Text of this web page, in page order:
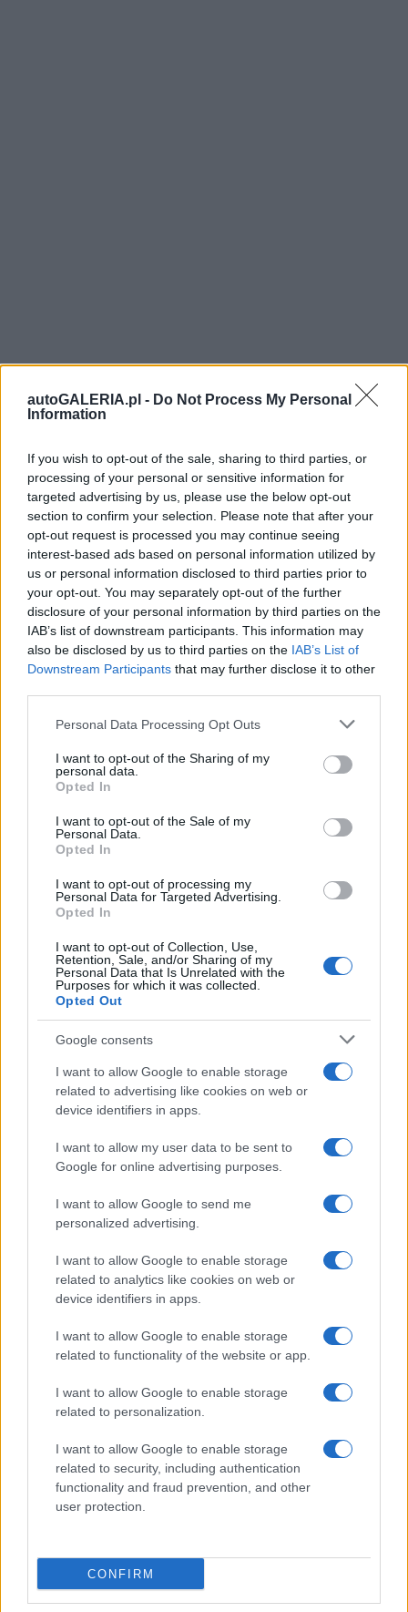
autoGALERIA.pl - Do Not Process My Personal
Information
If you wish to opt-out of the sale, sharing to third parties, or
processing of your personal or sensitive information for
targeted advertising by us, please use the below opt-out
section to confirm your selection. Please note that after your
opt-out request is processed you may continue seeing
interest-based ads based on personal information utilized by
us or personal information disclosed to third parties prior to
your opt-out. You may separately opt-out of the further
disclosure of your personal information by third parties on the
IAB’s list of downstream participants. This information may
also be disclosed by us to third parties on the IAB’s List of
Downstream Participants that may further disclose it to other
Please note that this website/app uses one or more Google
not limited to your visit or usage behaviour. You may click to
grant or deny consent to Google and its third-party tags to
use your data for below specified purposes in below Google
consent section.
Personal Data Processing Opt Outs
I want to opt-out of the Sharing of my
personal data.
Opted In
I want to opt-out of the Sale of my
Personal Data.
Opted In
I want to opt-out of processing my
Personal Data for Targeted Advertising.
Opted In
I want to opt-out of Collection, Use,
Retention, Sale, and/or Sharing of my
Personal Data that Is Unrelated with the
Purposes for which it was collected.
Opted Out
Google consents
I want to allow Google to enable storage
related to advertising like cookies on web or
device identifiers in apps.
I want to allow my user data to be sent to
Google for online advertising purposes.
I want to allow Google to send me
personalized advertising.
I want to allow Google to enable storage
related to analytics like cookies on web or
device identifiers in apps.
I want to allow Google to enable storage
related to functionality of the website or app.
I want to allow Google to enable storage
related to personalization.
I want to allow Google to enable storage
related to security, including authentication
functionality and fraud prevention, and other
user protection.
CONFIRM